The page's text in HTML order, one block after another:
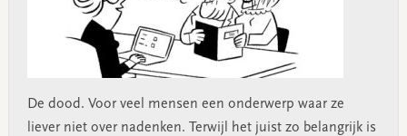
De dood. Voor veel mensen een onderwerp waar ze
liever niet over nadenken. Terwijl het juist zo belangrijk is